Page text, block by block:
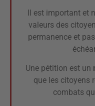
Il est important et
valeurs des
permanence et
Une pétition est un
que les citoyens
combats